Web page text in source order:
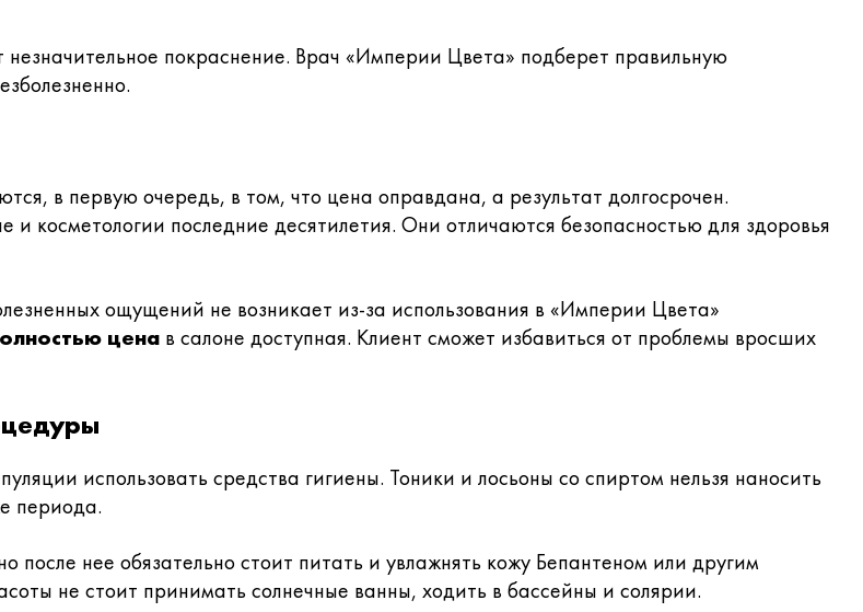
покраснение. Врач «Империи Цвета» подберет правильную
в первую очередь, в том, что цена оправдана, а результат долгосрочен.
косметологии последние десятилетия. Они отличаются безопасностью для здоровья
ощущений не возникает из-за использования в «Империи Цвета»
цена в салоне доступная. Клиент сможет избавиться от проблемы вросших
использовать средства гигиены. Тоники и лосьоны со спиртом нельзя наносить
периода.
после нее обязательно стоит питать и увлажнять кожу Бепантеном или другим
не стоит принимать солнечные ванны, ходить в бассейны и солярии.